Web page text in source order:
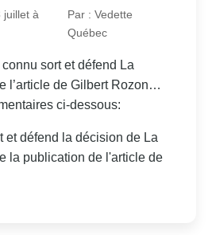
juillet à
Par : Vedette
Québec
sort et défend La
l’article de Gilbert Rozon…
ci-dessous:
et défend la décision de La
la publication de l'article de